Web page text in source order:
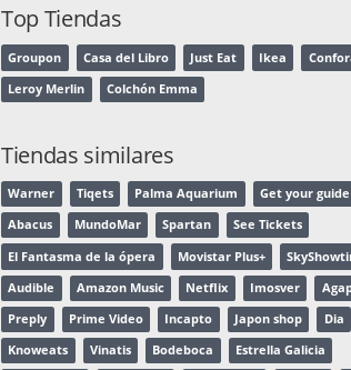
Top Tiendas
Groupon Casa del Libro Just Eat Ikea
Leroy Merlin Colchón Emma
Tiendas similares
Warner Tiqets Palma Aquarium Get your guide
Abacus MundoMar Spartan See Tickets
El Fantasma de la ópera Movistar Plus+
Audible Amazon Music Netflix Imosver
Preply Prime Video Incapto Japon shop Dia
Knoweats Vinatis Bodeboca Estrella Galicia